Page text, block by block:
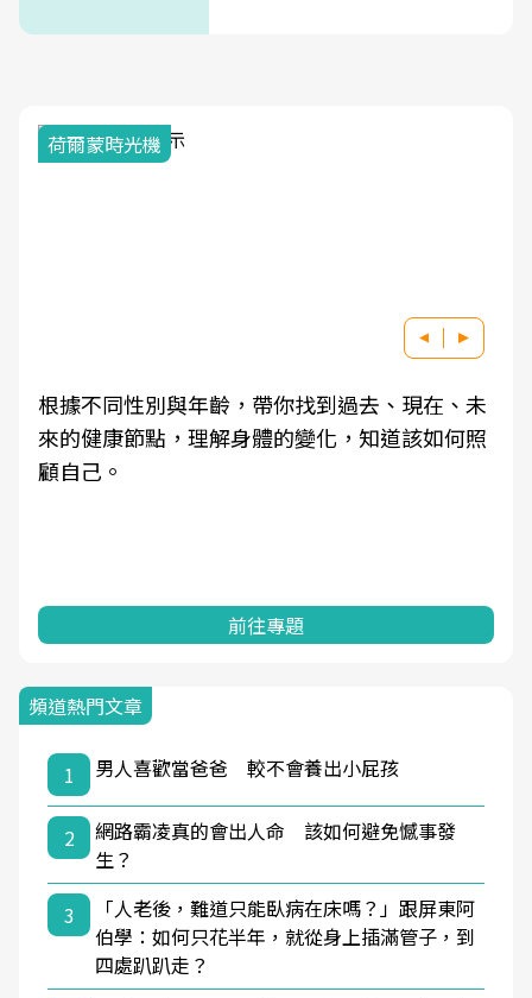
荷爾蒙時光機
根據不同性別與年齡，帶你找到過去、現在、未
來的健康節點，理解身體的變化，知道該如何照
顧自己。
前往專題
頻道熱門文章
1 男人喜歡當爸爸 較不會養出小屁孩
2
網路霸凌真的會出人命 該如何避免憾事發
生？
3
「人老後，難道只能臥病在床嗎？」跟屏東阿
伯學：如何只花半年，就從身上插滿管子，到
四處趴趴走？